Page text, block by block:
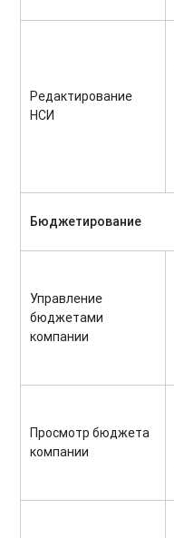
Редактирование
НСИ
Бюджетирование
Управление
бюджетами
компании
Просмотр бюджета
компании